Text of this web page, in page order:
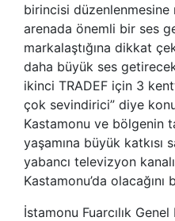
birincisi düzenlenmesine
arenada önemli bir ses
markalaştığına dikkat
daha büyük ses
ikinci TRADEF için 3
çok sevindirici” diye
Kastamonu ve bölgenin
yaşamına büyük katkısı
yabancı televizyon
Kastamonu’da olacağını
İstamonu Fuarcılık